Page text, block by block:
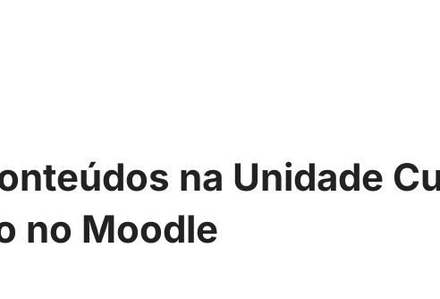
na Unidade
no Moodle